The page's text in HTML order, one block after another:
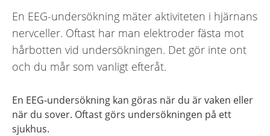
En EEG-undersökning mäter aktiviteten i hjärnans
nervceller. Oftast har man elektroder fästa mot
hårbotten vid undersökningen. Det gör inte ont
och du mår som vanligt efteråt.
En EEG-undersökning kan göras när du är vaken eller
när du sover. Oftast görs undersökningen på ett
sjukhus.